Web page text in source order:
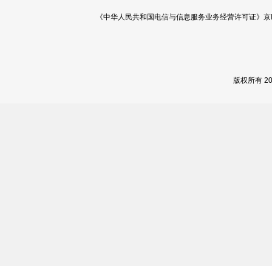
《中华人民共和国电信与信息服务业务经营许可证
版权所有